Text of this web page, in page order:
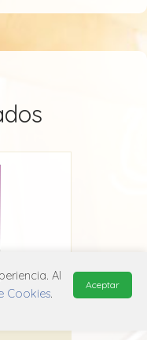
Al
Cookies.
Aceptar